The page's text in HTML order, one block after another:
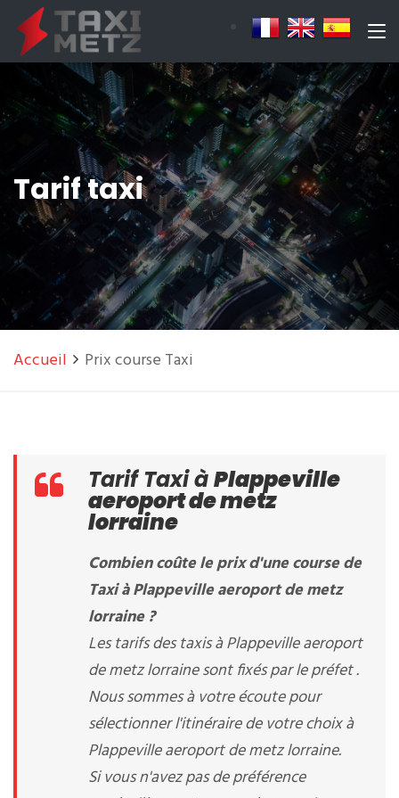
Tarif taxi
Accueil Prix course Taxi
Tarif Taxi àPlappeville
aeroport de metz
lorraine
Combien coûte le prix d'une course de
Taxi à Plappeville aeroport de metz
lorraine ?
Les tarifs des taxis à Plappeville aeroport
de metz lorraine sont fixés par le préfet .
Nous sommes à votre écoute pour
sélectionner l'itinéraire de votre choix à
Plappeville aeroport de metz lorraine.
Si vous n'avez pas de préférence